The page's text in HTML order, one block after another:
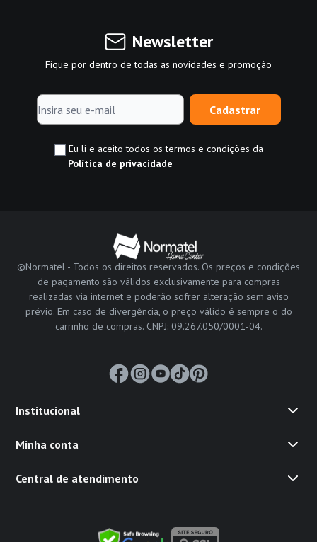
Newsletter
Fique por dentro de todas as novidades e promoção
Cadastrar
Eu li e aceito todos os termos e condições da
Política de privacidade
©Normatel - Todos os direitos reservados. Os preços e condições
de pagamento são válidos exclusivamente para compras
realizadas via internet e poderão sofrer alteração sem aviso
prévio. Em caso de divergência, o preço válido é sempre o do
carrinho de compras. CNPJ: 09.267.050/0001-04.
Institucional
Minha conta
Central de atendimento